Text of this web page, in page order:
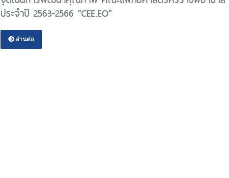
ประจำปี 2563-2566 “CEE.EO”
อ่านต่อ